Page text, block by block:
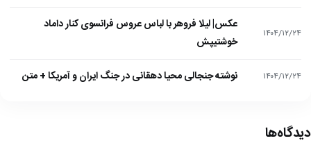
۱۴۰۴/۱۲/۲۴
عکس| لیلا فروهر با لباس عروس فرانسوی کنار داماد
خوشتیپش
۱۴۰۴/۱۲/۲۴ نوشته جنجالی محیا دهقانی در جنگ ایران و آمریکا + متن
دیدگاه‌ها